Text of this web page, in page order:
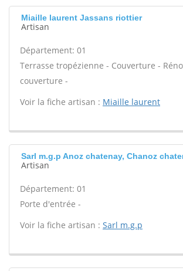
Miaille laurent Jassans riottier
Artisan
Département: 01
Terrasse tropézienne - Couverture -
couverture -
Voir la fiche artisan : Miaille laurent
Sarl m.g.p Anoz chatenay, Chanoz
Artisan
Département: 01
Porte d'entrée -
Voir la fiche artisan : Sarl m.g.p